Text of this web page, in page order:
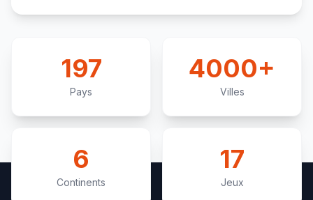
197
Pays
4000+
Villes
6
Continents
17
Jeux